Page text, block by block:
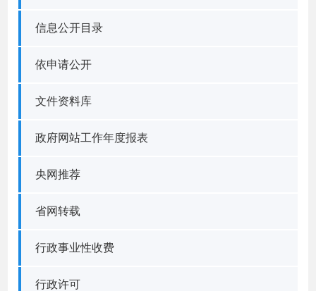
信息公开目录
依申请公开
文件资料库
政府网站工作年度报表
央网推荐
省网转载
行政事业性收费
行政许可